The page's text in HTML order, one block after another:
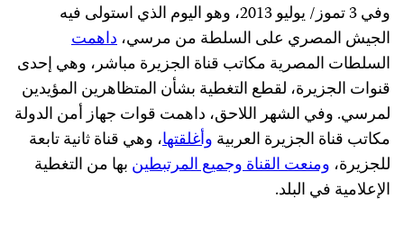
وفي 3 تموز/ يوليو 2013، وهو اليوم الذي استولى فيه
الجيش المصري على السلطة من مرسي، داهمت
السلطات المصرية مكاتب قناة الجزيرة مباشر، وهي إحدى
قنوات الجزيرة، لقطع التغطية بشأن المتظاهرين المؤيدين
لمرسي. وفي الشهر اللاحق، داهمت قوات جهاز أمن الدولة
مكاتب قناة الجزيرة العربية وأغلقتها، وهي قناة ثانية تابعة
للجزيرة، ومنعت القناة وجميع المرتبطين بها من التغطية
الإعلامية في البلد.